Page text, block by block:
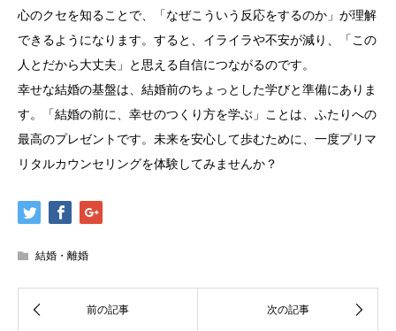
心のクセを知ることで、「なぜこういう反応をするのか」が理解
できるようになります。すると、イライラや不安が減り、「この
人とだから大丈夫」と思える自信につながるのです。
幸せな結婚の基盤は、結婚前のちょっとした学びと準備にありま
す。「結婚の前に、幸せのつくり方を学ぶ」ことは、ふたりへの
最高のプレゼントです。未来を安心して歩むために、一度プリマ
リタルカウンセリングを体験してみませんか？
結婚・離婚